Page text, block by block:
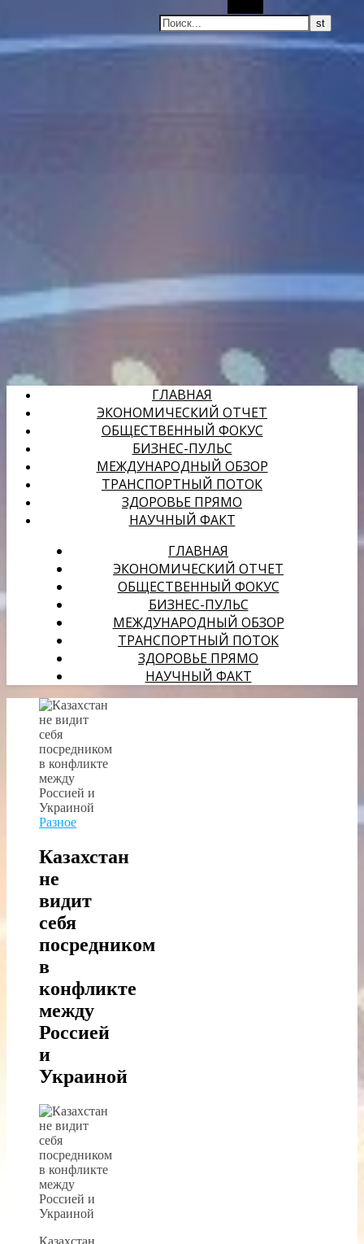
ГЛАВНАЯ
ЭКОНОМИЧЕСКИЙ ОТЧЕТ
ОБЩЕСТВЕННЫЙ ФОКУС
БИЗНЕС-ПУЛЬС
МЕЖДУНАРОДНЫЙ ОБЗОР
ТРАНСПОРТНЫЙ ПОТОК
ЗДОРОВЬЕ ПРЯМО
НАУЧНЫЙ ФАКТ
ГЛАВНАЯ
ЭКОНОМИЧЕСКИЙ ОТЧЕТ
ОБЩЕСТВЕННЫЙ ФОКУС
БИЗНЕС-ПУЛЬС
МЕЖДУНАРОДНЫЙ ОБЗОР
ТРАНСПОРТНЫЙ ПОТОК
ЗДОРОВЬЕ ПРЯМО
НАУЧНЫЙ ФАКТ
Разное
Казахстан
не
видит
себя
посредником
в
конфликте
между
Россией
и
Украиной
Казахстан